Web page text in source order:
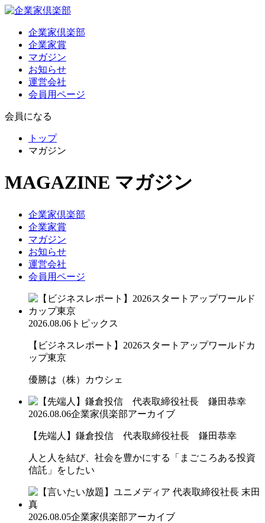
企業家倶楽部
企業家賞
マガジン
お知らせ
運営会社
会員用ページ
会員になる
トップ
マガジン
MAGAZINE マガジン
企業家倶楽部
企業家賞
マガジン
お知らせ
運営会社
会員用ページ
2026.08.06 トピックス
【ビジネスレポート】2026スタートアップワールドカ
ップ東京
優勝は（株）カウシェ
2026.08.06企業家倶楽部アーカイブ
【先端人】鎌倉投信 代表取締役社長 鎌田恭幸
人と人を結び、社会を豊かにする「まごころある投資
信託」をしたい
2026.08.05企業家倶楽部アーカイブ